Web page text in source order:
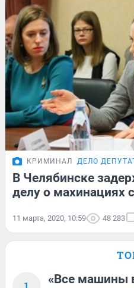
КРИМИНАЛ ДЕЛО
В Челябинске
делу о махинациях
11 марта, 2020, 10:59 48 283
«Все машины